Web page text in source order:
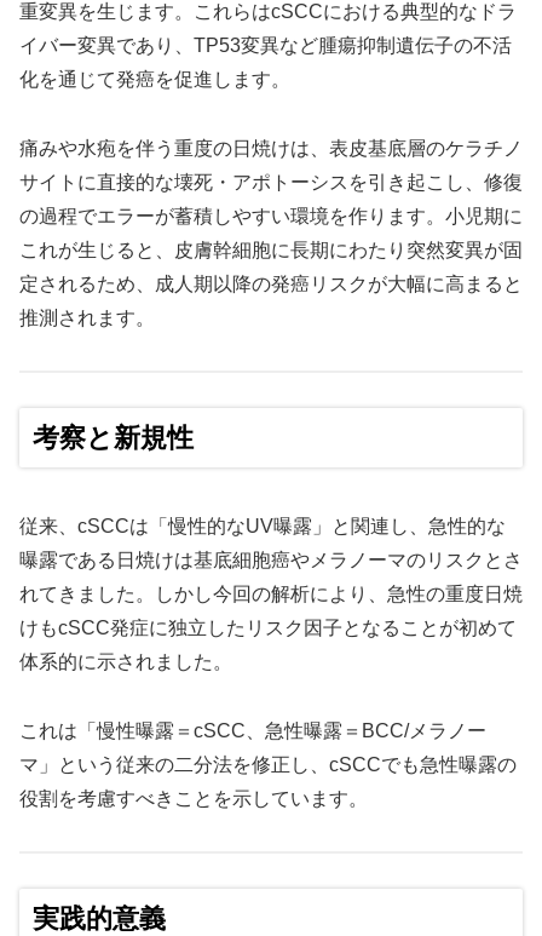
重変異を生じます。これらはcSCCにおける典型的なドラ
イバー変異であり、TP53変異など腫瘍抑制遺伝子の不活
化を通じて発癌を促進します。
痛みや水疱を伴う重度の日焼けは、表皮基底層のケラチノ
サイトに直接的な壊死・アポトーシスを引き起こし、修復
の過程でエラーが蓄積しやすい環境を作ります。小児期に
これが生じると、皮膚幹細胞に長期にわたり突然変異が固
定されるため、成人期以降の発癌リスクが大幅に高まると
推測されます。
考察と新規性
従来、cSCCは「慢性的なUV曝露」と関連し、急性的な
曝露である日焼けは基底細胞癌やメラノーマのリスクとさ
れてきました。しかし今回の解析により、急性の重度日焼
けもcSCC発症に独立したリスク因子となることが初めて
体系的に示されました。
これは「慢性曝露＝cSCC、急性曝露＝BCC/メラノー
マ」という従来の二分法を修正し、cSCCでも急性曝露の
役割を考慮すべきことを示しています。
実践的意義